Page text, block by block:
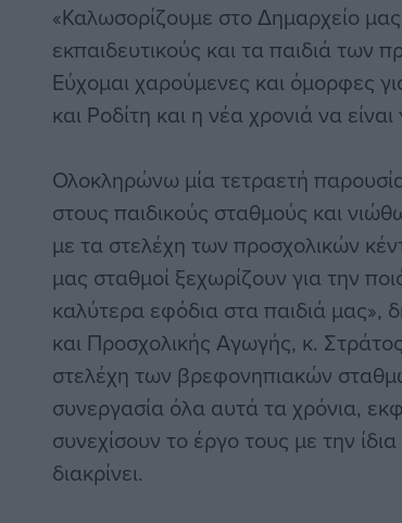
«Καλωσορίζουμε στο Δημαρχείο μας
εκπαιδευτικούς και τα παιδιά των
Εύχομαι χαρούμενες και όμορφες
και Ροδίτη και η νέα χρονιά να
Ολοκληρώνω μία τετραετή
στους παιδικούς σταθμούς και
με τα στελέχη των προσχολικών
μας σταθμοί ξεχωρίζουν για την
καλύτερα εφόδια στα παιδιά μας»,
και Προσχολικής Αγωγής, κ.
στελέχη των βρεφονηπιακών
συνεργασία όλα αυτά τα χρόνια,
συνεχίσουν το έργο τους με την
διακρίνει.